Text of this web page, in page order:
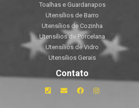
Toalhas e Guardanapos
Utensílios de Barro
Utensílios de Cozinha
Utensílios de Porcelana
Utensílios de Vidro
Utensílios Gerais
Contato